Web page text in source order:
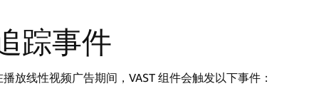
踪事件
播放线性视频广告期间，VAST 组件会触发以下事件：